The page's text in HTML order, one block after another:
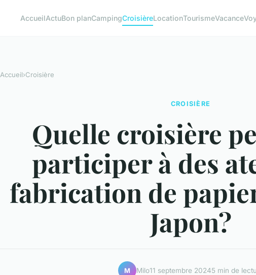
AccueilActuBon planCampingCroisièreLocationTourismeVacance
Accueil›Croisière
CROISIÈRE
Quelle croisière
participer à des
fabrication de
Japon?
M Milo11 septembre 20245 min de